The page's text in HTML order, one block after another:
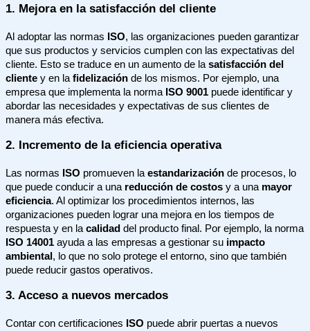
1. Mejora en la satisfacción del cliente
Al adoptar las normas ISO, las organizaciones pueden garantizar
que sus productos y servicios cumplen con las expectativas del
cliente. Esto se traduce en un aumento de lasatisfacción del
cliente y en lafidelización de los mismos. Por ejemplo, una
empresa que implementa la norma ISO 9001 puede identificar y
abordar las necesidades y expectativas de sus clientes de
manera más efectiva.
2. Incremento de la eficiencia operativa
Las normas ISO promueven laestandarización de procesos, lo
que puede conducir a una reducción de costos y a una mayor
eficiencia. Al optimizar los procedimientos internos, las
organizaciones pueden lograr una mejora en los tiempos de
respuesta y en lacalidad del producto final. Por ejemplo, la norma
ISO 14001 ayuda a las empresas a gestionar su impacto
ambiental , lo que no solo protege el entorno, sino que también
puede reducir gastos operativos.
3. Acceso a nuevos mercados
Contar con certificaciones ISO puede abrir puertas a nuevos